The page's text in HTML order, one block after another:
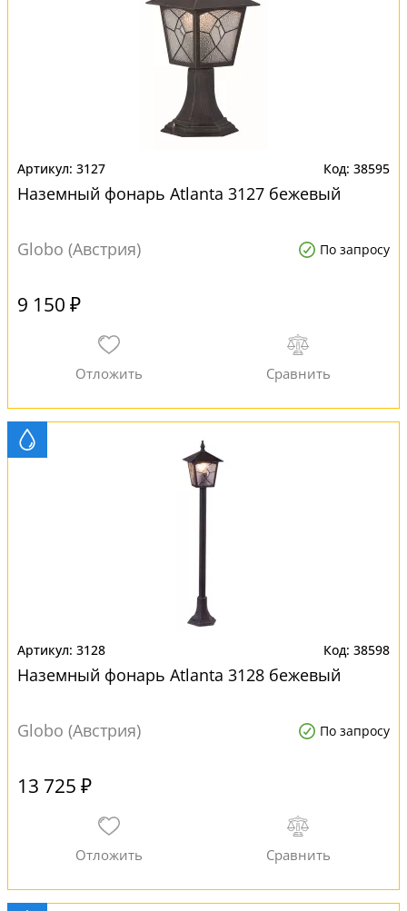
3127 38595
Наземный фонарь Atlanta 3127 бежевый
Globo (Австрия) По запросу
9 150 ₽
3128 38598
Наземный фонарь Atlanta 3128 бежевый
Globo (Австрия) По запросу
13 725 ₽